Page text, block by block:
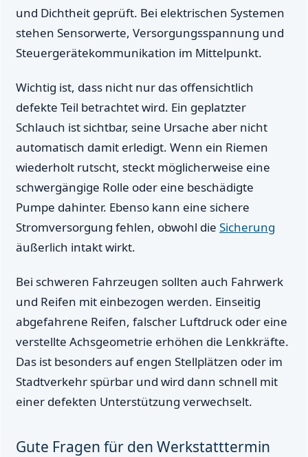
und Dichtheit geprüft. Bei elektrischen Systemen
stehen Sensorwerte, Versorgungsspannung und
Steuergerätekommunikation im Mittelpunkt.
Wichtig ist, dass nicht nur das offensichtlich
defekte Teil betrachtet wird. Ein geplatzter
Schlauch ist sichtbar, seine Ursache aber nicht
automatisch damit erledigt. Wenn ein Riemen
wiederholt rutscht, steckt möglicherweise eine
schwergängige Rolle oder eine beschädigte
Pumpe dahinter. Ebenso kann eine sichere
Stromversorgung fehlen, obwohl die Sicherung
äußerlich intakt wirkt.
Bei schweren Fahrzeugen sollten auch Fahrwerk
und Reifen mit einbezogen werden. Einseitig
abgefahrene Reifen, falscher Luftdruck oder eine
verstellte Achsgeometrie erhöhen die Lenkkräfte.
Das ist besonders auf engen Stellplätzen oder im
Stadtverkehr spürbar und wird dann schnell mit
einer defekten Unterstützung verwechselt.
Gute Fragen für den Werkstatttermin